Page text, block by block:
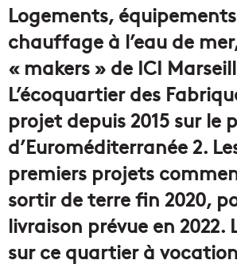
Logements,
chauffage à l’eau de
« makers » de ICI
L’écoquartier des
projet depuis 2015 sur le
d’Euroméditerranée 2.
premiers projets
sortir de terre fin 2020,
livraison prévue en 2022.
sur ce quartier à